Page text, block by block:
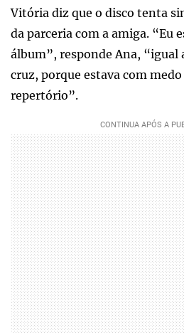
Vitória diz que o disco tenta
da parceria com a amiga. “Eu
álbum”, responde Ana, “igual
cruz, porque estava com
repertório”.